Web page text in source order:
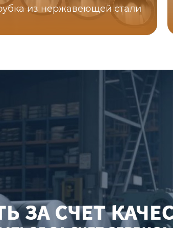
из нержавеющей стали